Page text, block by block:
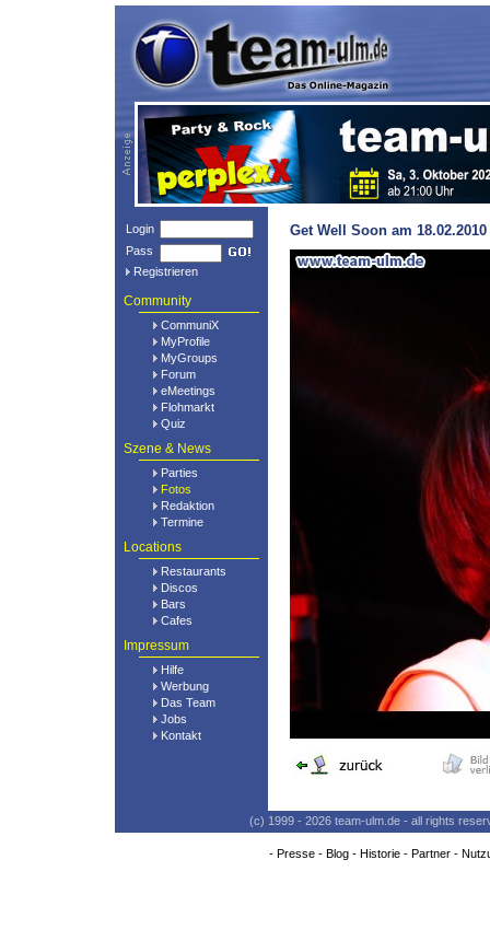
Login
Pass
Registrieren
Community
CommuniX
MyProfile
MyGroups
Forum
eMeetings
Flohmarkt
Quiz
Szene & News
Parties
Fotos
Redaktion
Termine
Locations
Restaurants
Discos
Bars
Cafes
Impressum
Hilfe
Werbung
Das Team
Jobs
Kontakt
Get Well Soon am
(c) 1999 - 2026 team-ulm.de - all rights
- Presse- Blog- Historie- Partner-